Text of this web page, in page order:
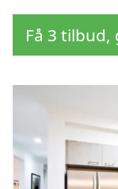
Få 3